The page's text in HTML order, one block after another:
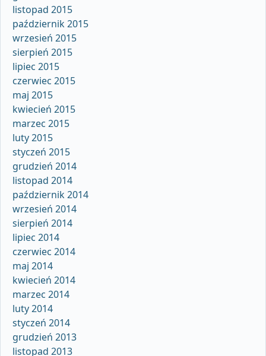
listopad 2015
październik 2015
wrzesień 2015
sierpień 2015
lipiec 2015
czerwiec 2015
maj 2015
kwiecień 2015
marzec 2015
luty 2015
styczeń 2015
grudzień 2014
listopad 2014
październik 2014
wrzesień 2014
sierpień 2014
lipiec 2014
czerwiec 2014
maj 2014
kwiecień 2014
marzec 2014
luty 2014
styczeń 2014
grudzień 2013
listopad 2013